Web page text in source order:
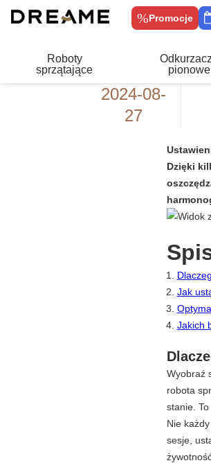
Promocje
Roboty
sprzątające
pionowe
2024-08-
27
Dzięki
Jak
Jakich
Wyobraź
robota
stanie.
Nie
sesje,